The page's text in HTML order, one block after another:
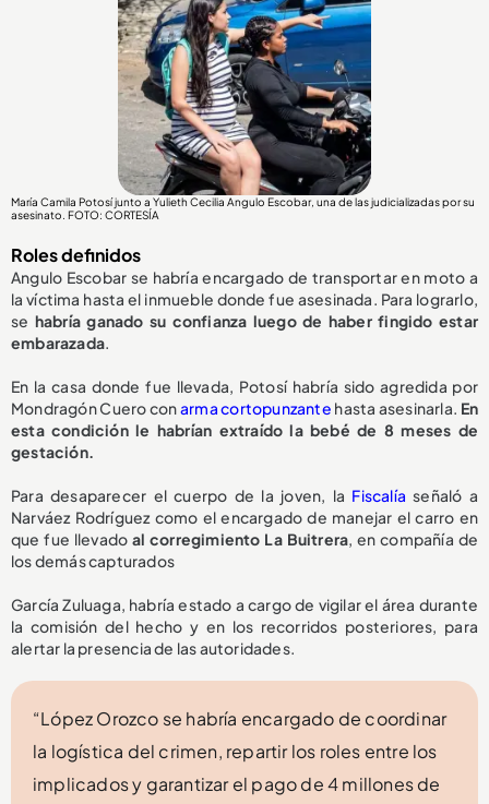
María Camila Potosí junto a Yulieth Cecilia Angulo Escobar, una de las judicializadas por su
asesinato. FOTO: CORTESÍA
Roles definidos
Angulo Escobar se habría encargado de transportar en moto a
la víctima hasta el inmueble donde fue asesinada. Para lograrlo,
se habría ganado su confianza luego de haber fingido estar
embarazada.
En la casa donde fue llevada, Potosí habría sido agredida por
Mondragón Cuero conarma cortopunzante hasta asesinarla. En
esta condición le habrían extraído la bebé de 8 meses de
gestación.
Para desaparecer el cuerpo de la joven, la Fiscalíaseñaló a
Narváez Rodríguez como el encargado de manejar el carro en
que fue llevado al corregimiento La Buitrera, en compañía de
los demás capturados
García Zuluaga, habría estado a cargo de vigilar el área durante
la comisión del hecho y en los recorridos posteriores, para
alertar la presencia de las autoridades.
“López Orozco se habría encargado de coordinar
la logística del crimen, repartir los roles entre los
implicados y garantizar el pago de 4 millones de